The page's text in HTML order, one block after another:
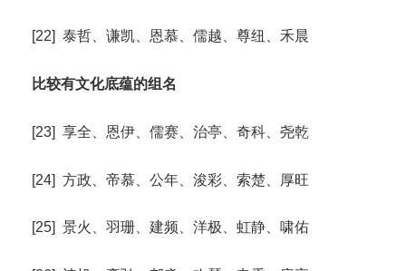
[22] 泰哲、谦凯、恩慕、儒越、尊纽、禾晨
比较有文化底蕴的组名
[23] 享全、恩伊、儒赛、治亭、奇科、尧乾
[24] 方政、帝慕、公年、浚彩、索楚、厚旺
[25] 景火、羽珊、建频、洋极、虹静、啸佑